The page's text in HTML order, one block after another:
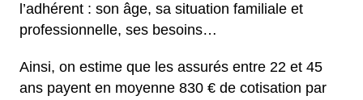
l’adhérent : son âge, sa situation familiale et
professionnelle, ses besoins…
Ainsi, on estime que les assurés entre 22 et 45
ans payent en moyenne 830 € de cotisation par